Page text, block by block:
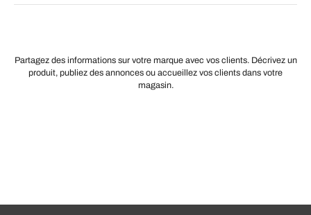
Partagez des informations sur votre marque avec vos clients. Décrivez un
produit, publiez des annonces ou accueillez vos clients dans votre
magasin.